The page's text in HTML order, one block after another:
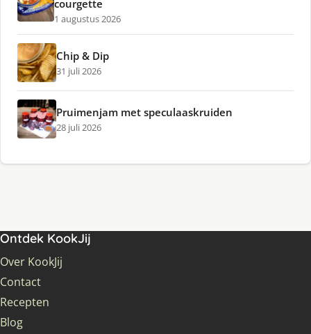
courgette
1 augustus 2026
Chip & Dip
31 juli 2026
Pruimenjam met speculaaskruiden
28 juli 2026
Ontdek KookJij
Over KookJij
Contact
Recepten
Blog